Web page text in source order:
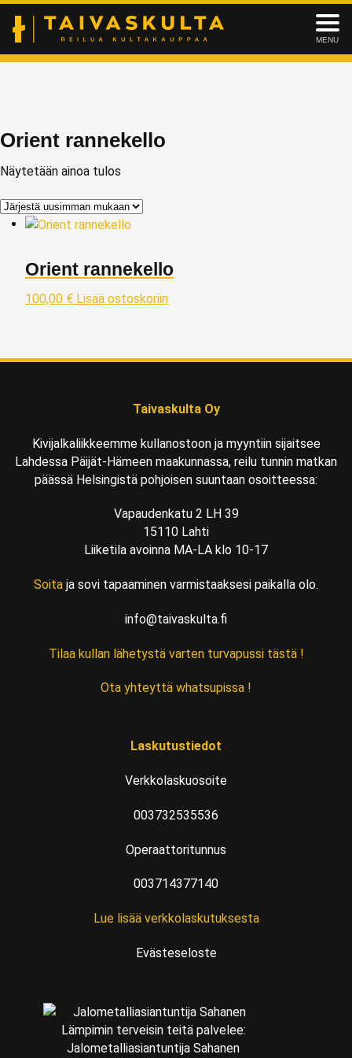
MENU
Orient rannekello
Näytetään ainoa tulos
Orient rannekello
100,00 € Lisää ostoskoriin
Taivaskulta Oy
Kivijalkaliikkeemme kullanostoon ja myyntiin sijaitsee
Lahdessa Päijät-Hämeen maakunnassa, reilu tunnin matkan
päässä Helsingistä pohjoisen suuntaan osoitteessa:
Vapaudenkatu 2 LH 39
15110 Lahti
Liiketila avoinna MA-LA klo 10-17
Soita ja sovi tapaaminen varmistaaksesi paikalla olo.
info@taivaskulta.fi
Tilaa kullan lähetystä varten turvapussi tästä !
Ota yhteyttä whatsupissa !
Laskutustiedot
Verkkolaskuosoite
003732535536
Operaattoritunnus
003714377140
Lue lisää verkkolaskutuksesta
Evästeseloste
Lämpimin terveisin teitä palvelee:
Jalometalliasiantuntija Sahanen